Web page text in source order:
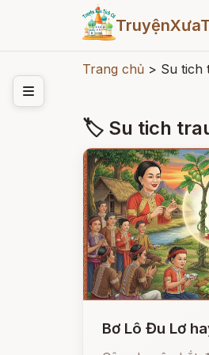
Trang chủ > Su tich
🏷 Su tich
Bơ Lô Đu Lơ